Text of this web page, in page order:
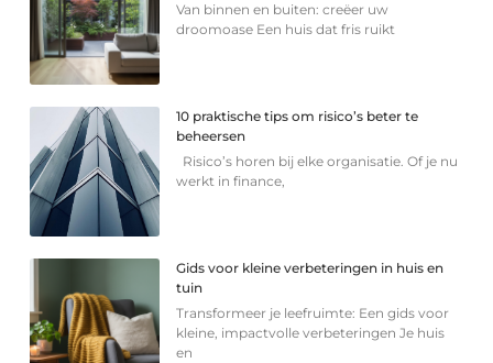
Van binnen en buiten: creëer uw
droomoase Een huis dat fris ruikt
10 praktische tips om risico’s beter te
beheersen
Risico’s horen bij elke organisatie. Of je nu
werkt in finance,
Gids voor kleine verbeteringen in huis en
tuin
Transformeer je leefruimte: Een gids voor
kleine, impactvolle verbeteringen Je huis
en